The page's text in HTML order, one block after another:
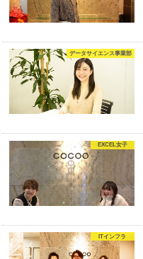
データサイエンス事業部
EXCEL女子
ITインフラ